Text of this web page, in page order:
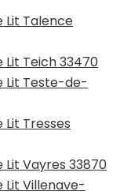
Lit Talence
Teich 33470
Lit Teste-de-
Tresses
Vayres 33870
Lit Villenave-